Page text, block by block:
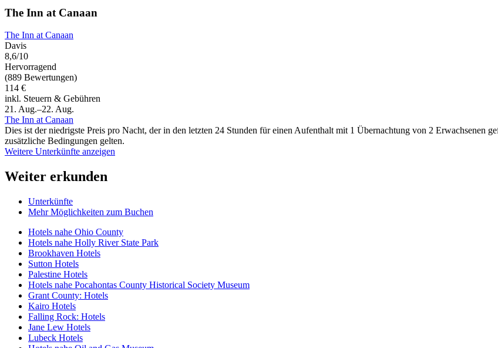
The Inn at Canaan
The Inn at Canaan
Davis
8,6/10
Hervorragend
(889 Bewertungen)
114 €
inkl. Steuern & Gebühren
21. Aug.–22. Aug.
The Inn at Canaan
Dies ist der niedrigste Preis pro Nacht, der in den letzten 24 Stunden für einen Aufenthalt mit 1 Übernachtung von 2 Erwachsenen
zusätzliche Bedingungen gelten.
Weitere Unterkünfte anzeigen
Weiter erkunden
Unterkünfte
Mehr Möglichkeiten zum Buchen
Hotels nahe Ohio County
Hotels nahe Holly River State Park
Brookhaven Hotels
Sutton Hotels
Palestine Hotels
Hotels nahe Pocahontas County Historical Society Museum
Grant County: Hotels
Kairo Hotels
Falling Rock: Hotels
Jane Lew Hotels
Lubeck Hotels